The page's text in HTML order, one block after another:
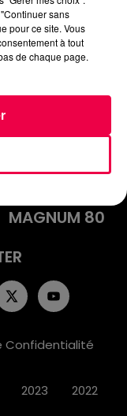
MAGNUM 80
Confidentialité
2023 2022
sans
pour ce site. Vous
à tout
de chaque page.